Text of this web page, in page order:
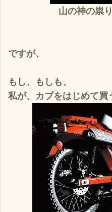
山の神の祟
ですが、
もし、もしも、
私が、カブをはじめて買